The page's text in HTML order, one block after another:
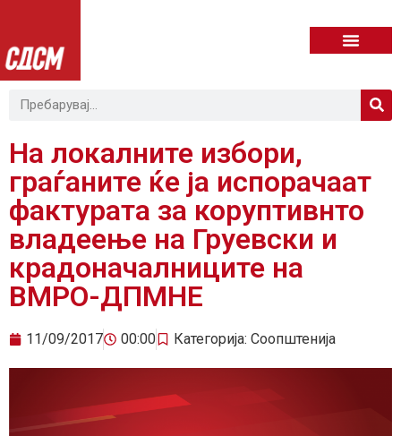
На локалните избори,
граѓаните ќе ја испорачаат
фактурата за коруптивнто
владеење на Груевски и
крадоначалниците на
ВМРО-ДПМНЕ
11/09/2017 00:00 Категорија: Соопштенија